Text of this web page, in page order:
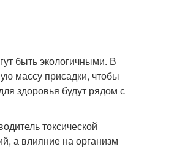
быть экологичными. В
массу присадки, чтобы
здоровья будут рядом с
токсической
а влияние на организм